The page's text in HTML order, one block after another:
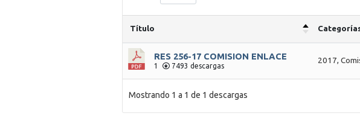
Título
RES 256-17 COMISION ENLACE
1 7493 descargas
2017,
Mostrando 1 a 1 de 1 descargas